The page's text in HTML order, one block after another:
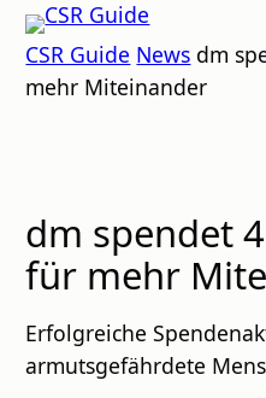
Zum
Inhalt
springen
CSR
GUIDE
CSR Guide News dm
mehr Miteinander
dm spendet
für mehr
Erfolgreiche
armutsgefährdete